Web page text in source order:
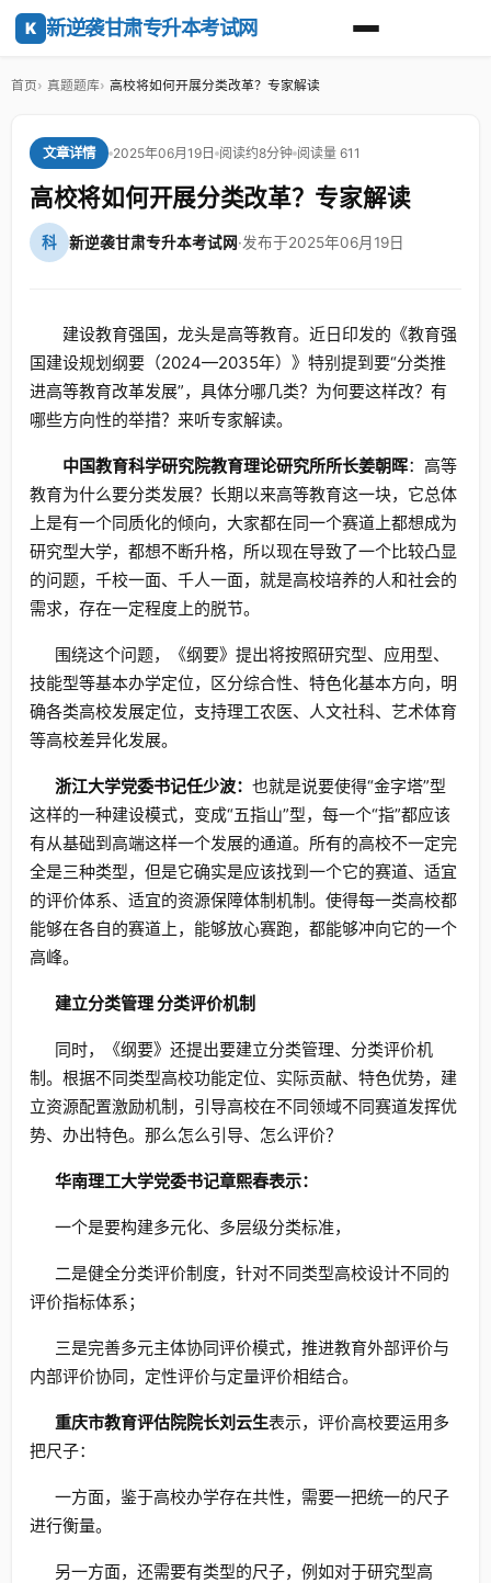
K 新逆袭甘肃专升本考试网
首页 真题题库 高校将如何开展分类改革？专家解读
文章详情 2025年06月19日 阅读约8分钟 阅读量 611
高校将如何开展分类改革？专家解读
科 新逆袭甘肃专升本考试网·发布于2025年06月19日
建设教育强国，龙头是高等教育。近日印发的《教育强
国建设规划纲要（2024—2035年）》特别提到要“分类推
进高等教育改革发展”，具体分哪几类？为何要这样改？有
哪些方向性的举措？来听专家解读。
中国教育科学研究院教育理论研究所所长姜朝晖：高等
教育为什么要分类发展？长期以来高等教育这一块，它总体
上是有一个同质化的倾向，大家都在同一个赛道上都想成为
研究型大学，都想不断升格，所以现在导致了一个比较凸显
的问题，千校一面、千人一面，就是高校培养的人和社会的
需求，存在一定程度上的脱节。
围绕这个问题，《纲要》提出将按照研究型、应用型、
技能型等基本办学定位，区分综合性、特色化基本方向，明
确各类高校发展定位，支持理工农医、人文社科、艺术体育
等高校差异化发展。
浙江大学党委书记任少波： 也就是说要使得“金字塔”型
这样的一种建设模式，变成“五指山”型，每一个“指”都应该
有从基础到高端这样一个发展的通道。所有的高校不一定完
全是三种类型，但是它确实是应该找到一个它的赛道、适宜
的评价体系、适宜的资源保障体制机制。使得每一类高校都
能够在各自的赛道上，能够放心赛跑，都能够冲向它的一个
高峰。
建立分类管理 分类评价机制
同时，《纲要》还提出要建立分类管理、分类评价机
制。根据不同类型高校功能定位、实际贡献、特色优势，建
立资源配置激励机制，引导高校在不同领域不同赛道发挥优
势、办出特色。那么怎么引导、怎么评价？
华南理工大学党委书记章熙春表示：
一个是要构建多元化、多层级分类标准，
二是健全分类评价制度，针对不同类型高校设计不同的
评价指标体系；
三是完善多元主体协同评价模式，推进教育外部评价与
内部评价协同，定性评价与定量评价相结合。
重庆市教育评估院院长刘云生表示，评价高校要运用多
把尺子：
一方面，鉴于高校办学存在共性，需要一把统一的尺子
进行衡量。
另一方面，还需要有类型的尺子，例如对于研究型高